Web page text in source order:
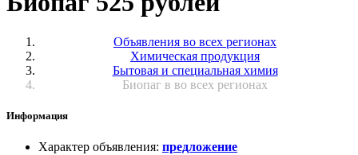
Объявления во всех регионах
Химическая продукция
Бытовая и специальная химия
Биопаг в во всех регионах
Информация
Характер объявления: предложение